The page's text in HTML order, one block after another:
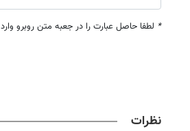
* لطفا حاصل عبارت را در جعبه متن روبرو
نظرات